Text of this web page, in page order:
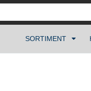
SORTIMENT